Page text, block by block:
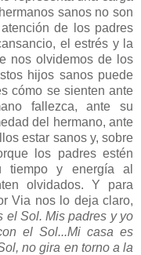
sanos no son
de los padres
el estrés y la
nos olvidemos de los
hijos sanos puede
cómo se sienten ante
fallezca, ante su
del hermano, ante
estar sanos y, sobre
los padres estén
tiempo y energía al
olvidados. Y para
Via nos lo deja claro,
el Sol. Mis padres y yo
el Sol...Mi casa es
no gira en torno a la